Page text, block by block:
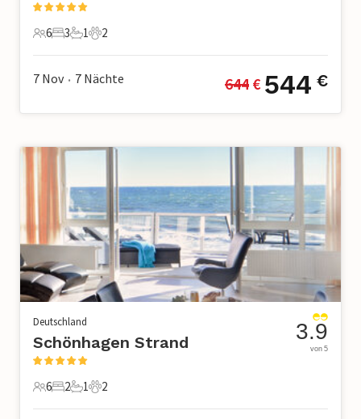
6 Gäste
6
3 Schlafzimmer
3
1 Badezimmer
1
2 Haustiere
2
7 Nov • 7 Nächte 644 € 544 €
Deutschland
Schönhagen Strand
6 Gäste
6
2 Schlafzimmer
2
1 Badezimmer
1
2 Haustiere
2
3.9
von 5